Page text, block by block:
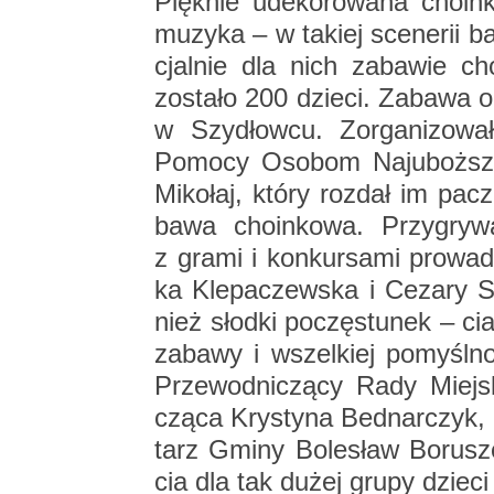
mu­zy­ka – w ta­kiej sce­ne­rii
cjal­nie dla nich za­ba­wie
zo­sta­ło 200 dzie­ci. Za­ba­wa
w Szy­dłow­cu.
Po­mo­cy Oso­bom
Mi­ko­łaj, który roz­dał im
ba­wa cho­in­ko­wa.
z grami i kon­kur­sa­mi
ka Kle­pa­czew­ska i Ce­za­ry
nież słod­ki po­czę­stu­nek –
za­ba­wy i wszel­kiej
Prze­wod­ni­czą­cy Rady
czą­ca Kry­sty­na
tarz Gminy Bo­le­sław
cia dla tak dużej grupy